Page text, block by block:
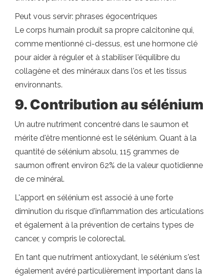
Peut vous servir: phrases égocentriques
Le corps humain produit sa propre calcitonine qui,
comme mentionné ci-dessus, est une hormone clé
pour aider à réguler et à stabiliser l'équilibre du
collagène et des minéraux dans l'os et les tissus
environnants.
9. Contribution au sélénium
Un autre nutriment concentré dans le saumon et
mérite d'être mentionné est le sélénium. Quant à la
quantité de sélénium absolu, 115 grammes de
saumon offrent environ 62% de la valeur quotidienne
de ce minéral.
L'apport en sélénium est associé à une forte
diminution du risque d'inflammation des articulations
et également à la prévention de certains types de
cancer, y compris le colorectal.
En tant que nutriment antioxydant, le sélénium s'est
également avéré particulièrement important dans la